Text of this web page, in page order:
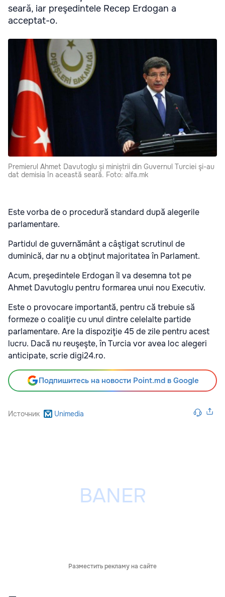
seară, iar preşedintele Recep Erdogan a
acceptat-o.
Premierul Ahmet Davutoglu și miniștrii din Guvernul Turciei şi-au
dat demisia în această seară. Foto: alfa.mk
Este vorba de o procedură standard după alegerile
parlamentare.
Partidul de guvernământ a câştigat scrutinul de
duminică, dar nu a obţinut majoritatea în Parlament.
Acum, preşedintele Erdogan îl va desemna tot pe
Ahmet Davutoglu pentru formarea unui nou Executiv.
Este o provocare importantă, pentru că trebuie să
formeze o coaliţie cu unul dintre celelalte partide
parlamentare. Are la dispoziţie 45 de zile pentru acest
lucru. Dacă nu reuşeşte, în Turcia vor avea loc alegeri
anticipate, scrie digi24.ro.
Подпишитесь на новости Point.md в Google
Источник Unimedia
Разместить рекламу на сайте